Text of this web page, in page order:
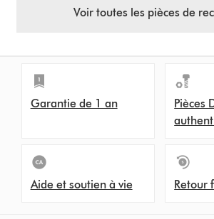
Voir toutes les pièces de
Garantie de 1 an
Pièces
Aide et soutien à vie Retour